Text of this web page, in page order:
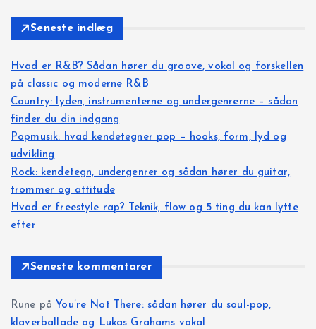
Seneste indlæg
Hvad er R&B? Sådan hører du groove, vokal og forskellen
på classic og moderne R&B
Country: lyden, instrumenterne og undergenrerne – sådan
finder du din indgang
Popmusik: hvad kendetegner pop – hooks, form, lyd og
udvikling
Rock: kendetegn, undergenrer og sådan hører du guitar,
trommer og attitude
Hvad er freestyle rap? Teknik, flow og 5 ting du kan lytte
efter
Seneste kommentarer
Rune på You’re Not There: sådan hører du soul-pop,
klaverballade og Lukas Grahams vokal